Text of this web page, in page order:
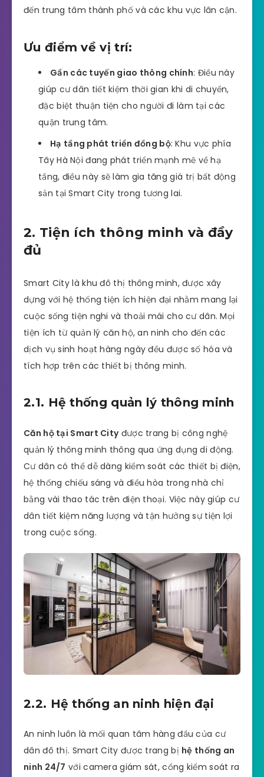
đến trung tâm thành phố và các khu vực lân cận.
Ưu điểm về vị trí:
Gần các tuyến giao thông chính: Điều này
giúp cư dân tiết kiệm thời gian khi di chuyển,
đặc biệt thuận tiện cho người đi làm tại các
quận trung tâm.
Hạ tầng phát triển đồng bộ: Khu vực phía
Tây Hà Nội đang phát triển mạnh mẽ về hạ
tầng, điều này sẽ làm gia tăng giá trị bất động
sản tại Smart City trong tương lai.
2. Tiện ích thông minh và đầy
đủ
Smart City là khu đô thị thông minh, được xây
dựng với hệ thống tiện ích hiện đại nhằm mang lại
cuộc sống tiện nghi và thoải mái cho cư dân. Mọi
tiện ích từ quản lý căn hộ, an ninh cho đến các
dịch vụ sinh hoạt hàng ngày đều được số hóa và
tích hợp trên các thiết bị thông minh.
2.1. Hệ thống quản lý thông minh
Căn hộ tại Smart Cityđược trang bị công nghệ
quản lý thông minh thông qua ứng dụng di động.
Cư dân có thể dễ dàng kiểm soát các thiết bị điện,
hệ thống chiếu sáng và điều hòa trong nhà chỉ
bằng vài thao tác trên điện thoại. Việc này giúp cư
dân tiết kiệm năng lượng và tận hưởng sự tiện lợi
trong cuộc sống.
2.2. Hệ thống an ninh hiện đại
An ninh luôn là mối quan tâm hàng đầu của cư
dân đô thị. Smart City được trang bị hệ thống an
ninh 24/7 với camera giám sát, cổng kiểm soát ra